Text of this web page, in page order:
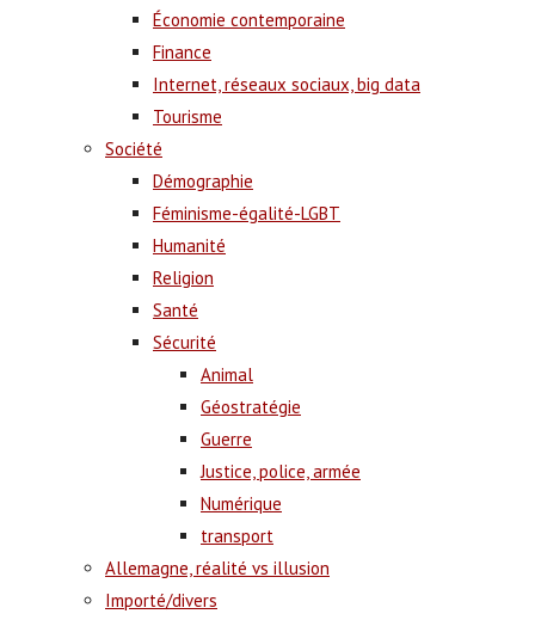
Économie contemporaine
Finance
Internet, réseaux sociaux, big data
Tourisme
Société
Démographie
Féminisme-égalité-LGBT
Humanité
Religion
Santé
Sécurité
Animal
Géostratégie
Guerre
Justice, police, armée
Numérique
transport
Allemagne, réalité vs illusion
Importé/divers